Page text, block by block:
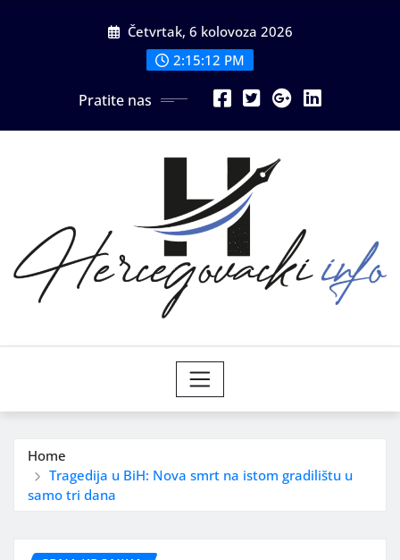
Četvrtak, 6 kolovoza 2026
2:15:13 PM
Pratite nas
Home
Tragedija u BiH: Nova smrt na istom gradilištu u
samo tri dana